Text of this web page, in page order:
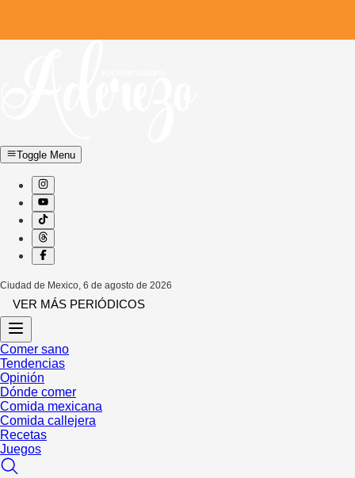
Toggle Menu
Ciudad de Mexico, 6 de agosto de 2026
VER MÁS PERIÓDICOS
Comer sano
Tendencias
Opinión
Dónde comer
Comida mexicana
Comida callejera
Recetas
Juegos